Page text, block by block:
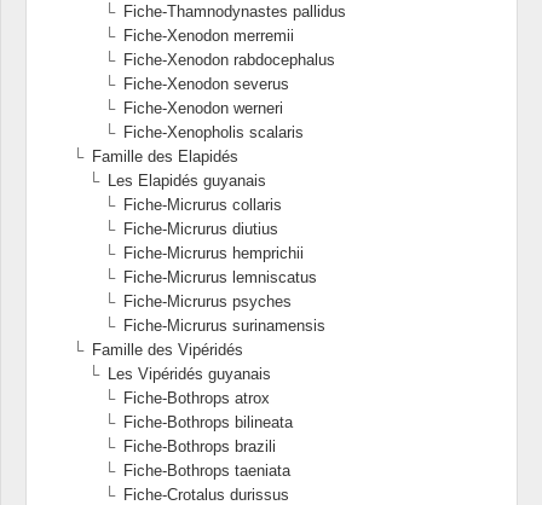
Fiche-Thamnodynastes pallidus
Fiche-Xenodon merremii
Fiche-Xenodon rabdocephalus
Fiche-Xenodon severus
Fiche-Xenodon werneri
Fiche-Xenopholis scalaris
Famille des Elapidés
Les Elapidés guyanais
Fiche-Micrurus collaris
Fiche-Micrurus diutius
Fiche-Micrurus hemprichii
Fiche-Micrurus lemniscatus
Fiche-Micrurus psyches
Fiche-Micrurus surinamensis
Famille des Vipéridés
Les Vipéridés guyanais
Fiche-Bothrops atrox
Fiche-Bothrops bilineata
Fiche-Bothrops brazili
Fiche-Bothrops taeniata
Fiche-Crotalus durissus